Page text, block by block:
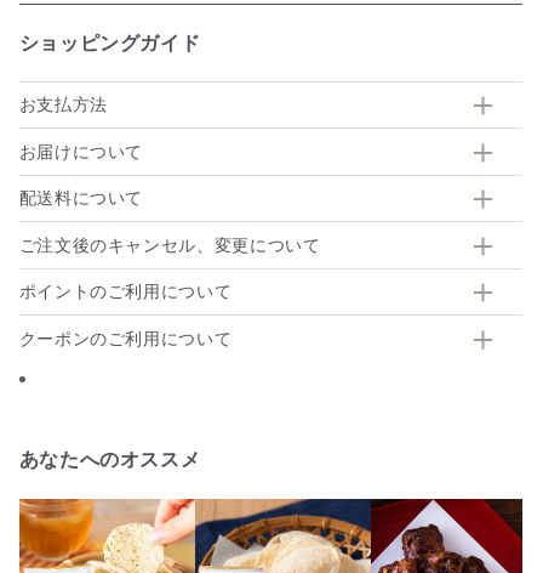
ショッピングガイド
お支払方法
お届けについて
配送料について
ご注文後のキャンセル、変更について
ポイントのご利用について
クーポンのご利用について
あなたへのオススメ